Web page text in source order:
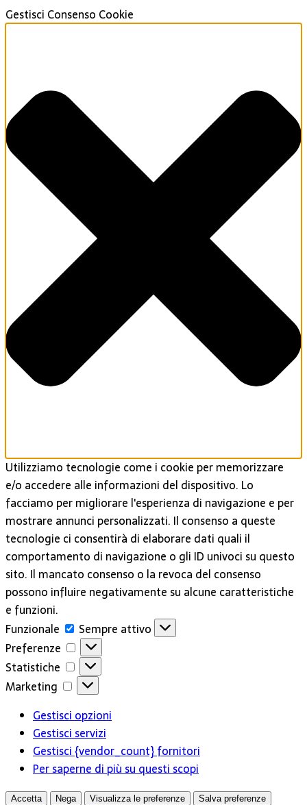
Gestisci Consenso Cookie
Utilizziamo tecnologie come i cookie per memorizzare
e/o accedere alle informazioni del dispositivo. Lo
facciamo per migliorare l'esperienza di navigazione e per
mostrare annunci personalizzati. Il consenso a queste
tecnologie ci consentirà di elaborare dati quali il
comportamento di navigazione o gli ID univoci su questo
sito. Il mancato consenso o la revoca del consenso
possono influire negativamente su alcune caratteristiche
e funzioni.
Funzionale
Funzionale
Sempre attivo
Preferenze
Preferenze
Statistiche
Statistiche
Marketing
Marketing
Gestisci opzioni
Gestisci servizi
Gestisci {vendor_count} fornitori
Per saperne di più su questi scopi
Accetta Nega Visualizza le preferenze Salva preferenze